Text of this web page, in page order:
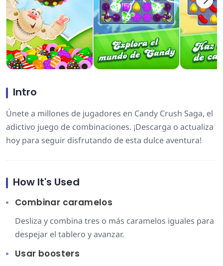
Intro
Únete a millones de jugadores en Candy Crush Saga, el
adictivo juego de combinaciones. ¡Descarga o actualiza
hoy para seguir disfrutando de esta dulce aventura!
How It's Used
Combinar caramelos
Desliza y combina tres o más caramelos iguales para
despejar el tablero y avanzar.
Usar boosters